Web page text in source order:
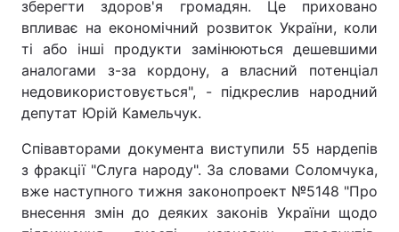
зберегти здоров'я громадян. Це приховано
впливає на економічний розвиток України, коли
ті або інші продукти замінюються дешевшими
аналогами з-за кордону, а власний потенціал
недовикористовується", - підкреслив народний
депутат Юрій Камельчук.
Співавторами документа виступили 55 нардепів
з фракції "Слуга народу". За словами Соломчука,
вже наступного тижня законопроект №5148 "Про
внесення змін до деяких законів України щодо